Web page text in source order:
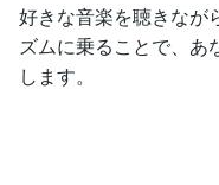
好きな音楽を聴きなが
ズムに乗ることで、あ
します。